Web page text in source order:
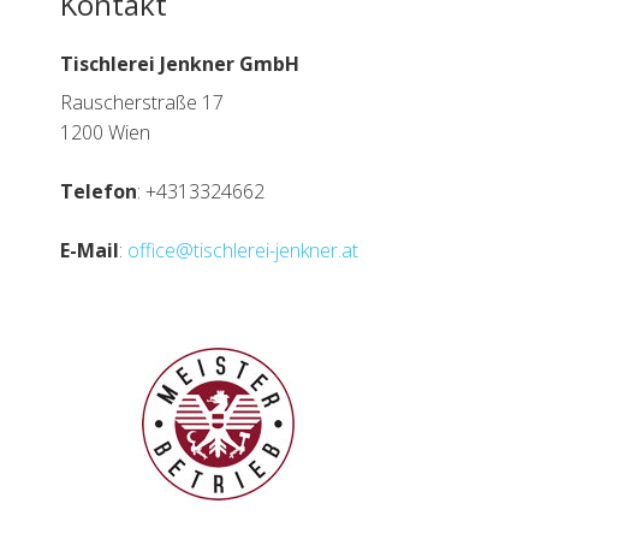
Tischlerei Jenkner GmbH
Rauscherstraße 17
1200 Wien
Telefon: +4313324662
E-Mail: office@tischlerei-jenkner.at